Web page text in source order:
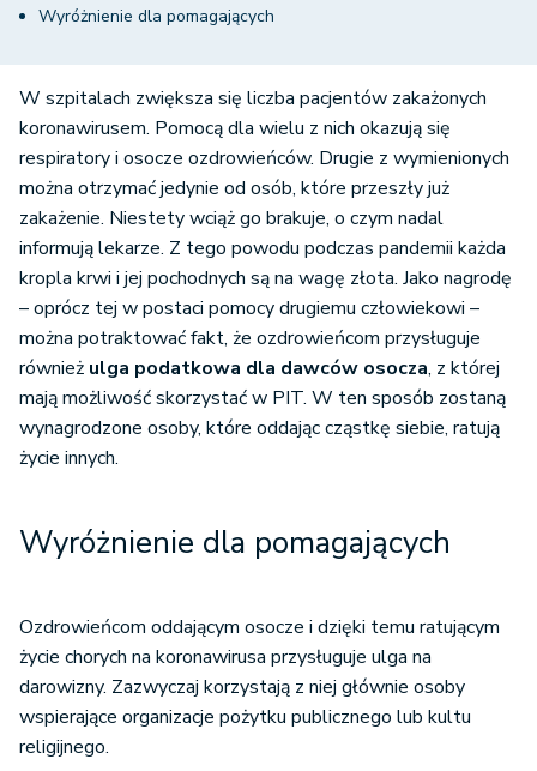
Wyróżnienie dla pomagających
W szpitalach zwiększa się liczba pacjentów zakażonych
koronawirusem. Pomocą dla wielu z nich okazują się
respiratory i osocze ozdrowieńców. Drugie z wymienionych
można otrzymać jedynie od osób, które przeszły już
zakażenie. Niestety wciąż go brakuje, o czym nadal
informują lekarze. Z tego powodu podczas pandemii każda
kropla krwi i jej pochodnych są na wagę złota. Jako nagrodę
– oprócz tej w postaci pomocy drugiemu człowiekowi –
można potraktować fakt, że ozdrowieńcom przysługuje
również ulga podatkowa dla dawców osocza, z której
mają możliwość skorzystać w PIT. W ten sposób zostaną
wynagrodzone osoby, które oddając cząstkę siebie, ratują
życie innych.
Wyróżnienie dla pomagających
Ozdrowieńcom oddającym osocze i dzięki temu ratującym
życie chorych na koronawirusa przysługuje ulga na
darowizny. Zazwyczaj korzystają z niej głównie osoby
wspierające organizacje pożytku publicznego lub kultu
religijnego.